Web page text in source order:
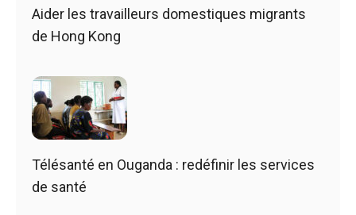
Aider les travailleurs domestiques migrants
de Hong Kong
Télésanté en Ouganda : redéfinir les services
de santé